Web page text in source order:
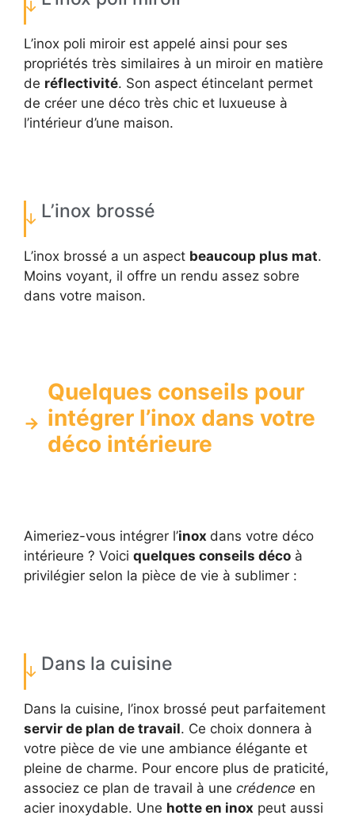
L’inox poli miroir est appelé ainsi pour ses
propriétés très similaires à un miroir en matière
de réflectivité. Son aspect étincelant permet
de créer une déco très chic et luxueuse à
l’intérieur d’une maison.
L’inox brossé
L’inox brossé a un aspect beaucoup plus mat.
Moins voyant, il offre un rendu assez sobre
dans votre maison.
Quelques conseils pour
intégrer l’inox dans votre
déco intérieure
Aimeriez-vous intégrer l’inox dans votre déco
intérieure ? Voici quelques conseils déco à
privilégier selon la pièce de vie à sublimer :
Dans la cuisine
Dans la cuisine, l’inox brossé peut parfaitement
servir de plan de travail. Ce choix donnera à
votre pièce de vie une ambiance élégante et
pleine de charme. Pour encore plus de praticité,
associez ce plan de travail à une crédence en
acier inoxydable. Une hotte en inox peut aussi